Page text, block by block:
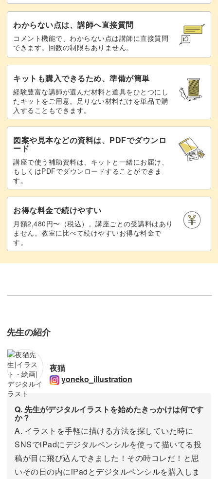
わからない点は、講師へ直接質問
コメント機能で、わからない点は講師に直接質問
できます。回数の制限もありません。
キットも購入できるため、準備が簡単
経験豊富な講師が選んだ材料と道具をひとつにし
たキットをご用意。足りない材料だけを単品で購
入することもできます。
図案や見本などの資料は、PDFでダウンロ
ード
講座で使う補助資料は、キットと一緒にお届け、
もしくはPDFでダウンロードすることができま
す。
お得な料金で続けやすい
月額2,480円〜（税込）。講座ごとの受講料はあり
ません。教室に比べて続けやすいお得な料金で
す。
先生の紹介
夜猫
yoneko_illustration
Q. 先生がデジタルイラストを始めたきっかけは何です
か？
A. イラストを手軽に描ける方法を探していた時に
SNSでiPadにデジタルペンシルを使って描いてる投
稿が目に飛び込んできました！その時コレだ！と思
いその日の内にiPadとデジタルペンシルを購入しま